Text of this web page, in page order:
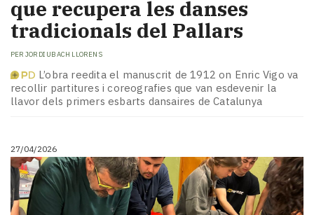
que recupera les danses
tradicionals del Pallars
PER JORDI UBACH LLORENS
L’obra reedita el manuscrit de 1912 on Enric Vigo va
recollir partitures i coreografies que van esdevenir la
llavor dels primers esbarts dansaires de Catalunya
27/04/2026